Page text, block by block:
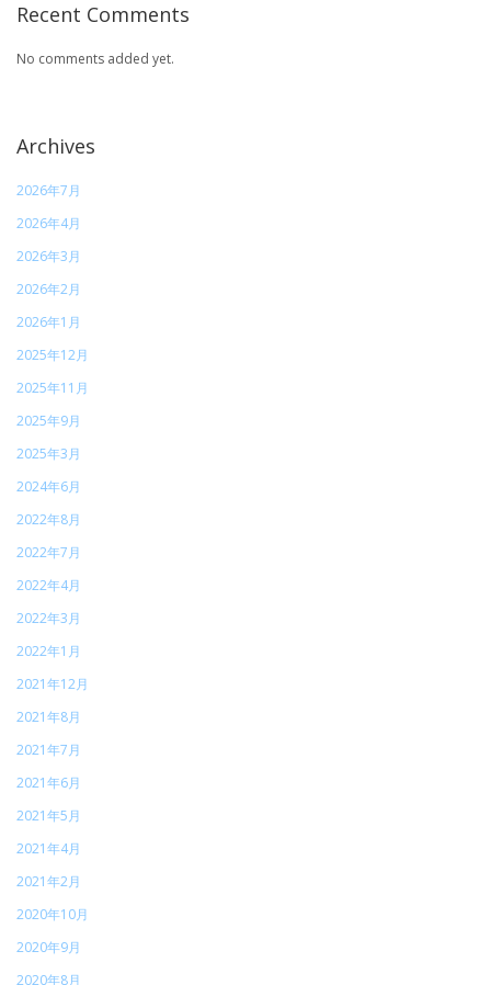
Recent Comments
No comments added yet.
Archives
2026年7月
2026年4月
2026年3月
2026年2月
2026年1月
2025年12月
2025年11月
2025年9月
2025年3月
2024年6月
2022年8月
2022年7月
2022年4月
2022年3月
2022年1月
2021年12月
2021年8月
2021年7月
2021年6月
2021年5月
2021年4月
2021年2月
2020年10月
2020年9月
2020年8月